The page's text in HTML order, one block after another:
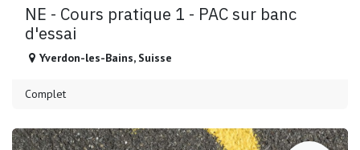
NE - Cours pratique 1 - PAC sur banc
d'essai
Yverdon-les-Bains, Suisse
Complet